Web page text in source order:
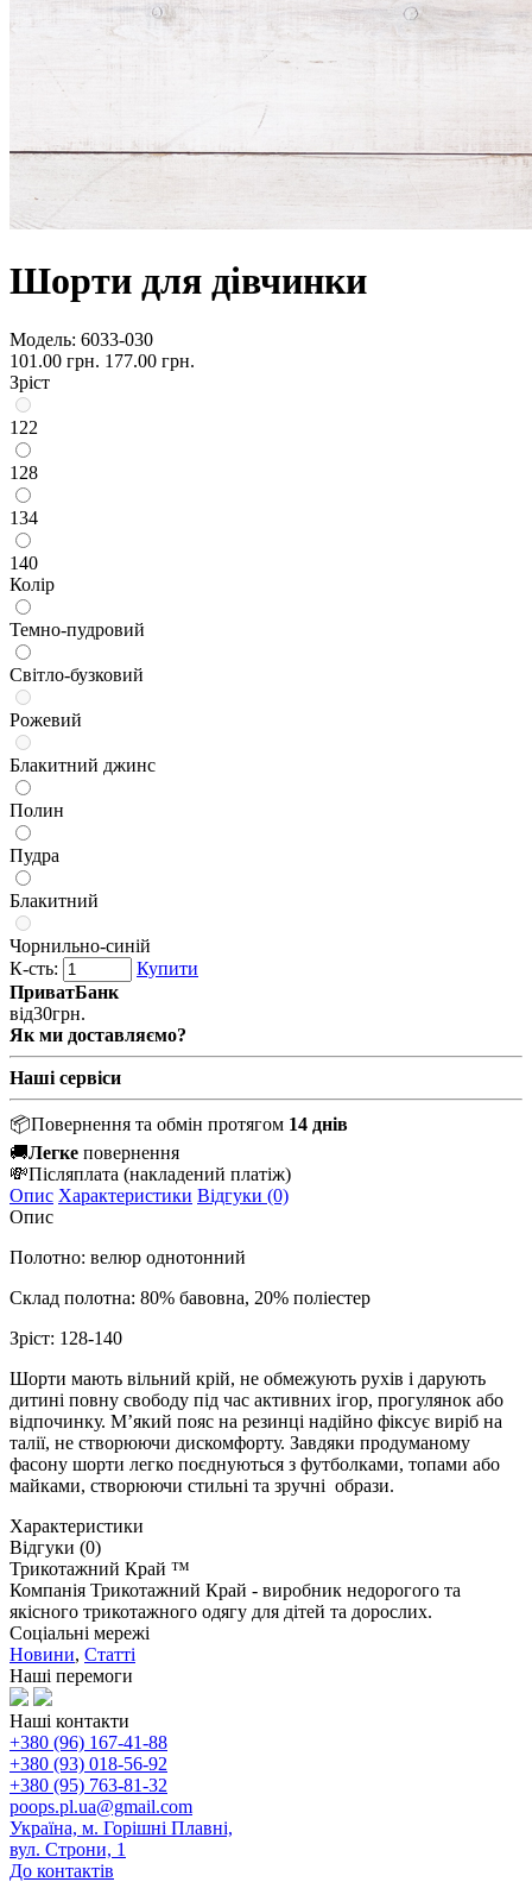
Шорти для дівчинки
Модель: 6033-030
101.00 грн. 177.00 грн.
Зріст
122
128
134
140
Колір
Темно-пудровий
Світло-бузковий
Рожевий
Блакитний джинс
Полин
Пудра
Блакитний
Чорнильно-синій
К-сть:
Купити
ПриватБанк
від30грн.
Як ми доставляємо?
Наші сервіси
📦Повернення та обмін протягом 14 днів
🚚Легке повернення
💸Післяплата (накладений платіж)
Опис Характеристики Відгуки (0)
Опис
Полотно: велюр однотонний
Склад полотна: 80% бавовна, 20% поліестер
Зріст: 128-140
Шорти мають вільний крій, не обмежують рухів і дарують
дитині повну свободу під час активних ігор, прогулянок або
відпочинку. М’який пояс на резинці надійно фіксує виріб на
талії, не створюючи дискомфорту. Завдяки продуманому
фасону шорти легко поєднуються з футболками, топами або
майками, створюючи стильні та зручні образи.
Характеристики
Відгуки (0)
Трикотажний Край ™
Компанія Трикотажний Край - виробник недорогого та
якісного трикотажного одягу для дітей та дорослих.
Соціальні мережі
Новини, Статті
Наші перемоги
Наші контакти
+380 (96) 167-41-88
+380 (93) 018-56-92
+380 (95) 763-81-32
poops.pl.ua@gmail.com
Україна, м. Горішні Плавні,
вул. Строни, 1
До контактів